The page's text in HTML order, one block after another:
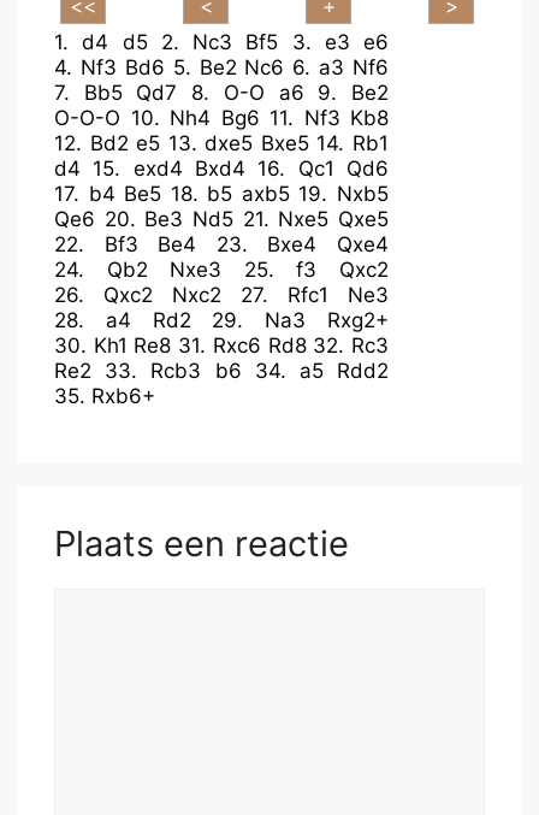
1.d4 d5 2. Nc3 Bf5 3. e3 e6
4. Nf3 Bd6 5. Be2 Nc6 6. a3 Nf6
7. Bb5 Qd7 8. O-O a6 9. Be2
O-O-O 10. Nh4 Bg6 11. Nf3 Kb8
12. Bd2 e5 13.dxe5 Bxe5 14. Rb1
d4 15. exd4 Bxd4 16. Qc1
Qd6
17. b4 Be5 18. b5 axb5 19. Nxb5
Qe6 20. Be3 Nd5 21. Nxe5 Qxe5
22. Bf3 Be4 23. Bxe4
Qxe4
24. Qb2 Nxe3 25.f3
Qxc2
26. Qxc2 Nxc2 27. Rfc1
Ne3
28. a4 Rd2 29. Na3
Rxg2+
30. Kh1 Re8 31. Rxc6 Rd8 32. Rc3
Re2
33. Rcb3 b6 34. a5
Rdd2
35. Rxb6+
Plaats een reactie